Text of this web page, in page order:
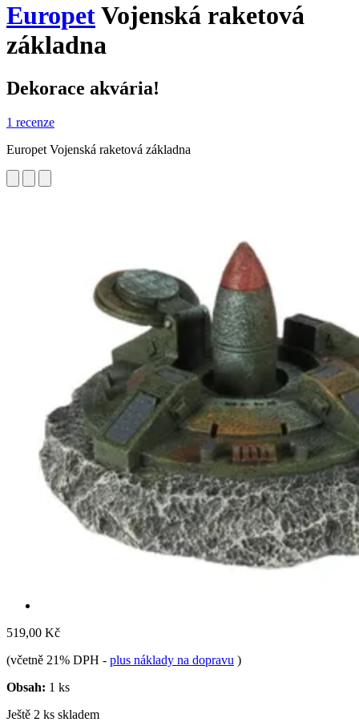
EuropetVojenská raketová
základna
Dekorace akvária!
1 recenze
Europet Vojenská raketová základna
519,00 Kč
(včetně 21% DPH - plus náklady na dopravu )
Obsah: 1 ks
Ještě 2 ks skladem